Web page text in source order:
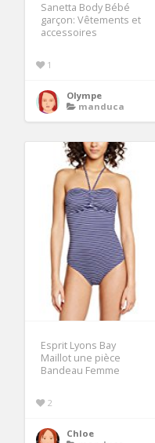
Sanetta Body Bébé
garçon: Vêtements et
accessoires
1
Olympe
manduca
Esprit Lyons Bay
Maillot une pièce
Bandeau Femme
2
Chloe